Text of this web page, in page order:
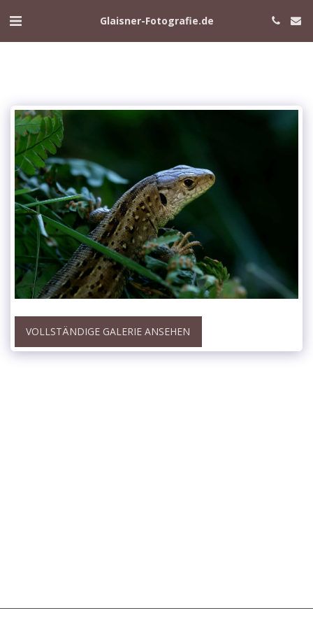
Glaisner-Fotografie.de
VOLLSTÄNDIGE GALERIE ANSEHEN